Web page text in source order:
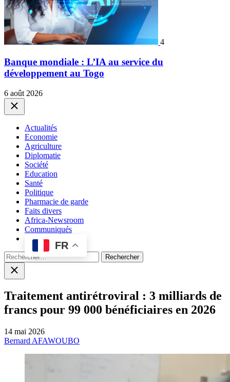
4
Banque mondiale : L’IA au service du
développement au Togo
6 août 2026
Close
Actualités
Economie
Agriculture
Diplomatie
Société
Education
Santé
Politique
Pharmacie de garde
Faits divers
Africa-Newsroom
Communiqués
FR
Rechercher :
Close
search
Traitement antirétroviral : 3 milliards de
francs pour 99 000 bénéficiaires en 2026
14 mai 2026
Bernard AFAWOUBO